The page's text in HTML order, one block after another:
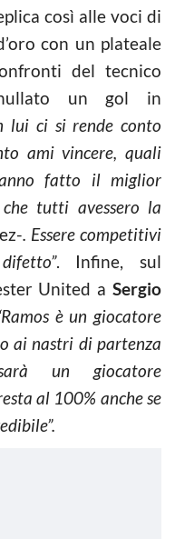
così alle voci di
con un plateale
del tecnico
un gol in
lui ci si rende conto
ami vincere, quali
fatto il miglior
tutti avessero la
. Essere competitivi
. Infine, sul
United a Sergio
è un giocatore
ai nastri di partenza
un giocatore
al 100% anche se